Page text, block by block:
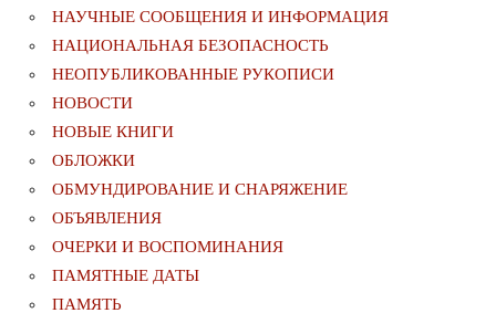
НАУЧНЫЕ СООБЩЕНИЯ И ИНФОРМАЦИЯ
НАЦИОНАЛЬНАЯ БЕЗОПАСНОСТЬ
НЕОПУБЛИКОВАННЫЕ РУКОПИСИ
НОВОСТИ
НОВЫЕ КНИГИ
ОБЛОЖКИ
ОБМУНДИРОВАНИЕ И СНАРЯЖЕНИЕ
ОБЪЯВЛЕНИЯ
ОЧЕРКИ И ВОСПОМИНАНИЯ
ПАМЯТНЫЕ ДАТЫ
ПАМЯТЬ